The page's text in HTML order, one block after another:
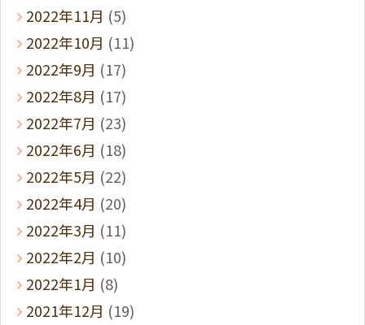
2022年11月 (5)
2022年10月 (11)
2022年9月 (17)
2022年8月 (17)
2022年7月 (23)
2022年6月 (18)
2022年5月 (22)
2022年4月 (20)
2022年3月 (11)
2022年2月 (10)
2022年1月 (8)
2021年12月 (19)